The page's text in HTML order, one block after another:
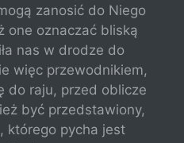
zanosić do Niego
one oznaczać bliską
nas w drodze do
więc przewodnikiem,
do raju, przed oblicze
być przedstawiony,
którego pycha jest